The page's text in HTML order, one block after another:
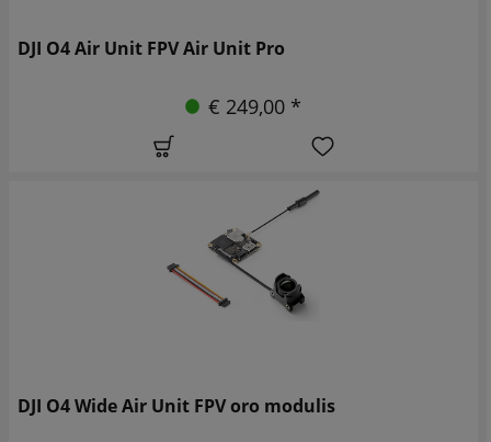
DJI O4 Air Unit FPV Air Unit Pro
€ 249,00 *
DJI O4 Wide Air Unit FPV oro modulis